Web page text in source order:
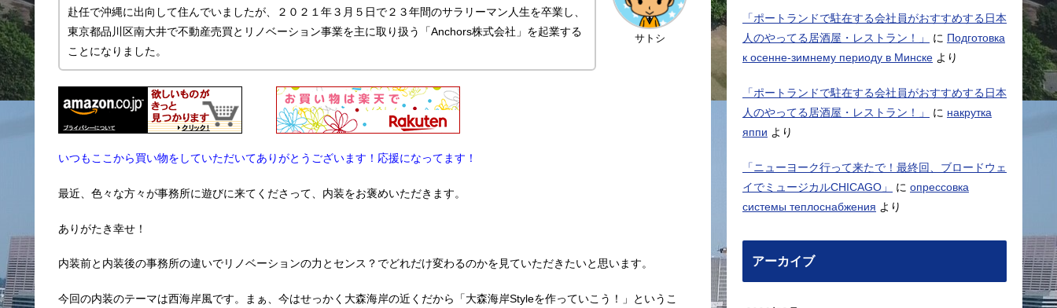
サトシ
赴任で沖縄に出向して住んでいましたが、２０２１年３月５日で２３年間のサラリーマン人生を卒業し、
東京都品川区南大井で不動産売買とリノベーション事業を主に取り扱う「Anchors株式会社」を起業する
ことになりました。
いつもここから買い物をしていただいてありがとうございます！応援になってます！
最近、色々な方々が事務所に遊びに来てくださって、内装をお褒めいただきます。
ありがたき幸せ！
内装前と内装後の事務所の違いでリノベーションの力とセンス？でどれだけ変わるのかを見ていただきたいと思います。
今回の内装のテーマは西海岸風です。まぁ、今はせっかく大森海岸の近くだから「大森海岸Styleを作っていこう！」というこ
「ポートランドで駐在する会社員がおすすめする日本
人のやってる居酒屋・レストラン！」
に Подготовка
к осенне-зимнему периоду в Минске より
「ポートランドで駐在する会社員がおすすめする日本
人のやってる居酒屋・レストラン！」
に накрутка
яппи より
「ニューヨーク行って来たで！最終回、ブロードウェ
イでミュージカルCHICAGO」
に опрессовка
системы теплоснабжения より
アーカイブ